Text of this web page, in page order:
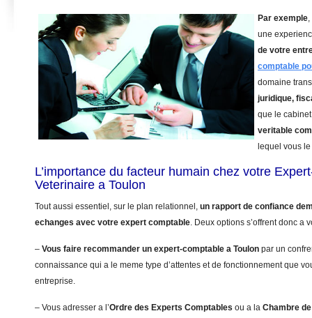
Par exemple
une
de votre
comptable
domaine
juridique,
que le
veritable
lequel vous
L’importance du facteur humain chez votre
Veterinaire a Toulon
Tout aussi essentiel, sur le plan relationnel, un rapport de confiance
echanges avec votre expert comptable. Deux options s’offrent donc a
– Vous faire recommander un expert-comptable a Toulon par un
connaissance qui a le meme type d’attentes et de fonctionnement que
entreprise.
– Vous adresser a l’Ordre des Experts Comptables ou a la Chambre